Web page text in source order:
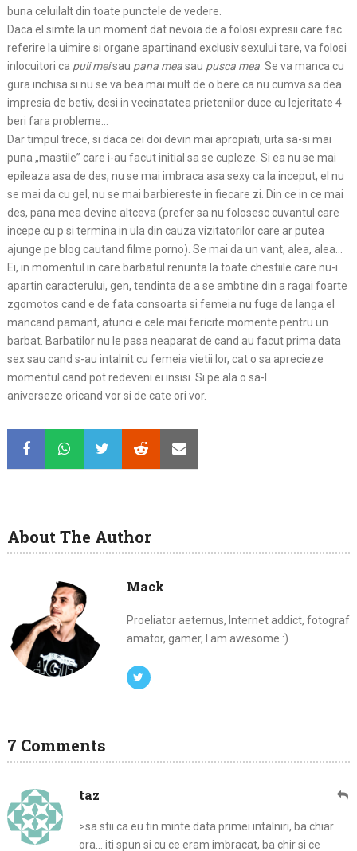
buna celuilalt din toate punctele de vedere.
Daca el simte la un moment dat nevoia de a folosi expresii care fac
referire la uimire si organe apartinand exclusiv sexului tare, va folosi
inlocuitori ca puii meisau pana measau pusca mea. Se va manca cu
gura inchisa si nu se va bea mai mult de o bere ca nu cumva sa dea
impresia de betiv, desi in vecinatatea prietenilor duce cu lejeritate 4
beri fara probleme…
Dar timpul trece, si daca cei doi devin mai apropiati, uita sa-si mai
puna „mastile” care i-au facut initial sa se cupleze. Si ea nu se mai
epileaza asa de des, nu se mai imbraca asa sexy ca la inceput, el nu
se mai da cu gel, nu se mai barbiereste in fiecare zi. Din ce in ce mai
des, pana mea devine altceva (prefer sa nu folosesc cuvantul care
incepe cu p si termina in ula din cauza vizitatorilor care ar putea
ajunge pe blog cautand filme porno). Se mai da un vant, alea, alea…
Ei, in momentul in care barbatul renunta la toate chestiile care nu-i
apartin caracterului, gen, tendinta de a se ambtine din a ragai foarte
zgomotos cand e de fata consoarta si femeia nu fuge de langa el
mancand pamant, atunci e cele mai fericite momente pentru un
barbat. Barbatilor nu le pasa neaparat de cand au facut prima data
sex sau cand s-au intalnit cu femeia vietii lor, cat o sa aprecieze
momentul cand pot redeveni ei insisi. Si pe ala o sa-l
aniverseze oricand vor si de cate ori vor.
About The Author
Mack
Proeliator aeternus, Internet addict, fotograf
amator, gamer, I am awesome :)
7 Comments
taz
>sa stii ca eu tin minte data primei intalniri, ba chiar
ora… iti spun si cu ce eram imbracat, ba chir si ce